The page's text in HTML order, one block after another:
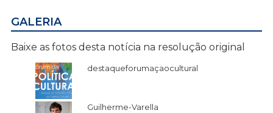
GALERIA
Baixe as fotos desta notícia na resolução original
destaqueforumaçaocultural
Guilherme-Varella